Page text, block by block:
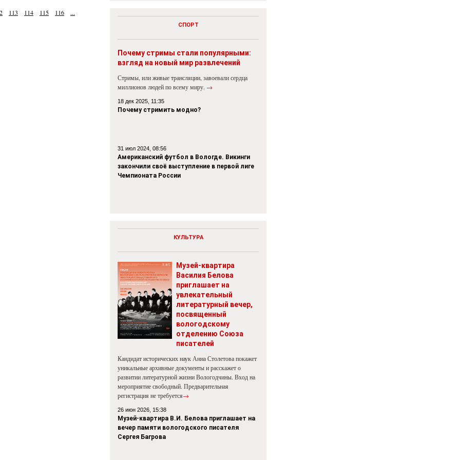
113 114 115 116 ...
СПОРТ
Почему стримы стали популярными:
взгляд на новый мир развлечений
Стримы, или живые трансляции, завоевали сердца
миллионов людей по всему миру. →
18 дек 2025, 11:35
Почему стримить модно?
31 июл 2024, 08:56
Американский футбол в Вологде. Викинги
закончили своё выступление в первой лиге
Чемпионата России
КУЛЬТУРА
Музей-квартира
Василия Белова
приглашает на
увлекательный
литературный вечер,
посвященный
вологодскому
отделению Союза
писателей
Кандидат исторических наук Анна Столетова покажет
уникальные архивные документы и расскажет о
развитии литературной жизни Вологодчины. Вход на
мероприятие свободный. Предварительная
регистрация не требуется→
26 июн 2026, 15:38
Музей-квартира В.И. Белова приглашает на
вечер памяти вологодского писателя
Сергея Багрова